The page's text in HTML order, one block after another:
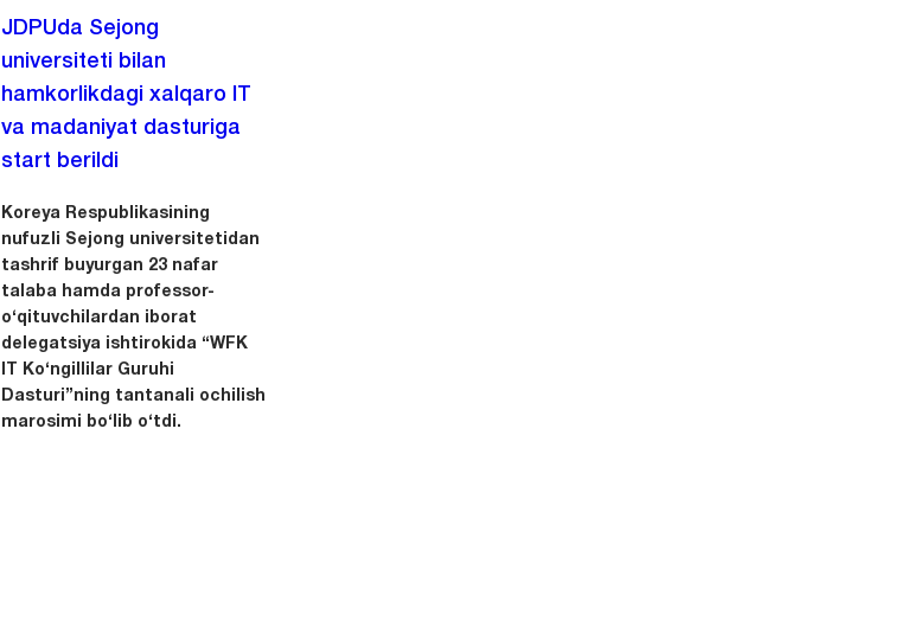
JDPUda Sejong
universiteti bilan
hamkorlikdagi xalqaro IT
va madaniyat dasturiga
start berildi
Koreya Respublikasining
nufuzli Sejong universitetidan
tashrif buyurgan 23 nafar
talaba hamda professor-
o‘qituvchilardan iborat
delegatsiya ishtirokida “WFK
IT Ko‘ngillilar Guruhi
Dasturi”ning tantanali ochilish
marosimi bo‘lib o‘tdi.